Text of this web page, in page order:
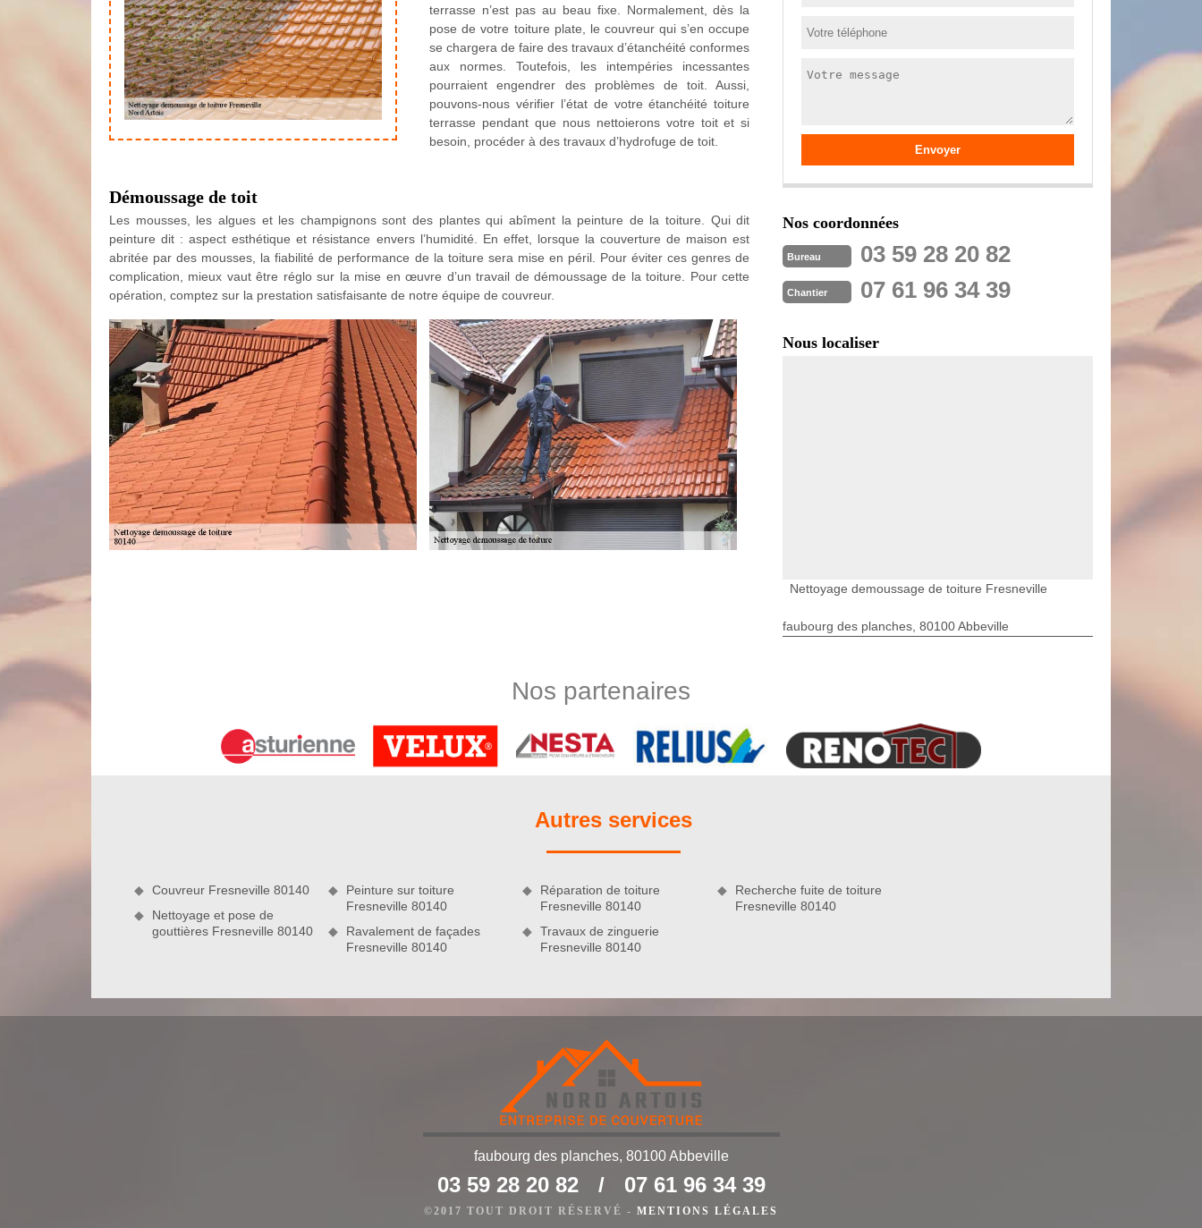
terrasse n’est pas au beau fixe. Normalement, dès la
pose de votre toiture plate, le couvreur qui s’en occupe
se chargera de faire des travaux d’étanchéité conformes
aux normes. Toutefois, les intempéries incessantes
pourraient engendrer des problèmes de toit. Aussi,
pouvons-nous vérifier l’état de votre étanchéité toiture
terrasse pendant que nous nettoierons votre toit et si
besoin, procéder à des travaux d’hydrofuge de toit.
Démoussage de toit
Les mousses, les algues et les champignons sont des plantes qui abîment la peinture de la toiture. Qui dit
peinture dit : aspect esthétique et résistance envers l’humidité. En effet, lorsque la couverture de maison est
abritée par des mousses, la fiabilité de performance de la toiture sera mise en péril. Pour éviter ces genres de
complication, mieux vaut être réglo sur la mise en œuvre d’un travail de démoussage de la toiture. Pour cette
opération, comptez sur la prestation satisfaisante de notre équipe de couvreur.
fabrication de vos tuiles ainsi que leur forme. Nous saurons à quels moments démousser vos tuiles dans l’année.
En une année, les mousses, les algues, les lichens et tout autre détritus peuvent envahir votre toiture. Il faudrait
s’en débarrasser si vous voulez garder votre toiture performante pour longtemps. De plus, un amas de mousse
utiliseront des produits de traitement anti-mousse en adéquation avec votre matériau de couverture. Confiez-
Entreprise de couverture à Fresneville 80140 : Nord Artois
démoussage de toiture près de chez vous. Implanté dans la ville de Fresneville 80140, notre établissement
adresse ses prestations à tous les particuliers et les professionnels souhaitant entretenir correctement leur
propreté et toute sa splendeur. Forte de plusieurs années d’activités, nous savons comment procéder pour
Nos coordonnées
Bureau 03 59 28 20 82
Chantier 07 61 96 34 39
Nous localiser
Nettoyage demoussage de toiture Fresneville
faubourg des planches, 80100 Abbeville
Nos partenaires
Autres services
Couvreur Fresneville 80140
Nettoyage et pose de
gouttières Fresneville 80140
Peinture sur toiture
Fresneville 80140
Ravalement de façades
Fresneville 80140
Réparation de toiture
Fresneville 80140
Travaux de zinguerie
Fresneville 80140
Recherche fuite de toiture
Fresneville 80140
faubourg des planches, 80100 Abbeville
03 59 28 20 82 / 07 61 96 34 39
©2017 TOUT DROIT RÉSERVÉ - MENTIONS LÉGALES